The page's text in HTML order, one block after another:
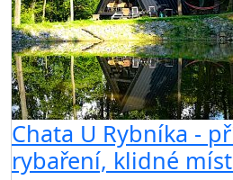
Chata U Rybníka -
rybaření, klidné